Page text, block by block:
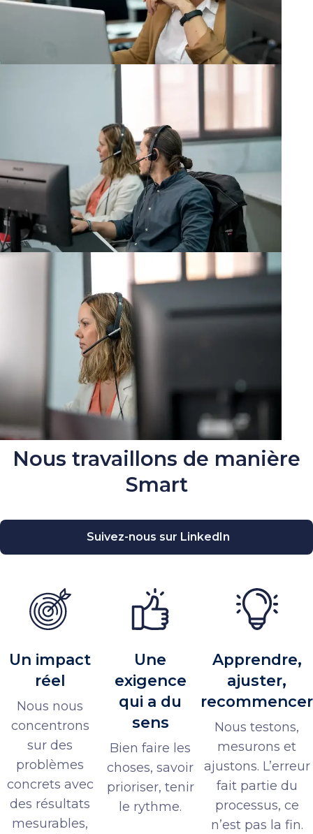
Nous travaillons de manière
Smart
Suivez-nous sur LinkedIn
Un impact
réel
Nous nous
concentrons
sur des
problèmes
concrets avec
des résultats
mesurables,
Une
exigence
qui a du
sens
Bien faire les
choses, savoir
prioriser, tenir
le rythme.
Apprendre,
ajuster,
recommencer
Nous testons,
mesurons et
ajustons. L’erreur
fait partie du
processus, ce
n’est pas la fin.